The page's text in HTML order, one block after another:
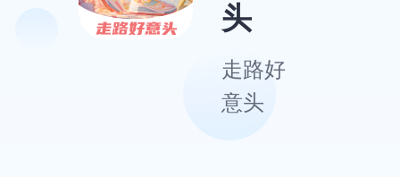
头
走路好
意头